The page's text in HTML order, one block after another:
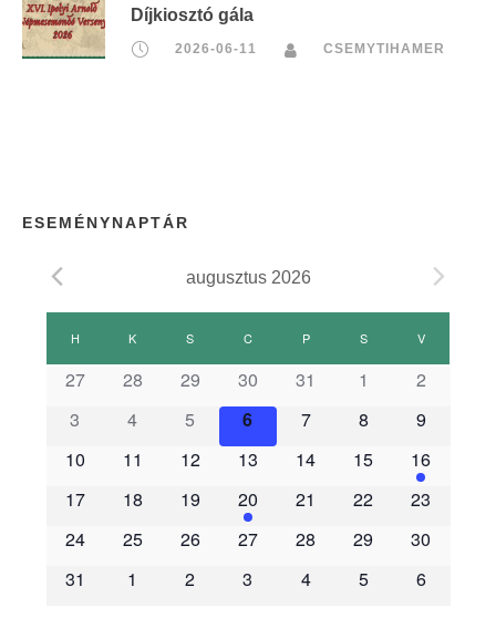
Díjkiosztó gála
2026-06-11 CSEMYTIHAMER
ESEMÉNYNAPTÁR
augusztus 2026
E
m
é
n
H K S CCSÜTÖRTÖK
PPÉNTEK SSZOMBAT
VVASÁRNAP
27 28 29 30 31 1
2
3
4 5 6 7 8
9
10
11 12 13 14 15
16
17
18 19 20 21 22
23
24
25 26 27 28 29
30
31
1 2 3 4 5 6